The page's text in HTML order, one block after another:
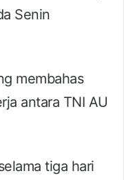
Senin
membahas
antara TNI AU
tiga hari